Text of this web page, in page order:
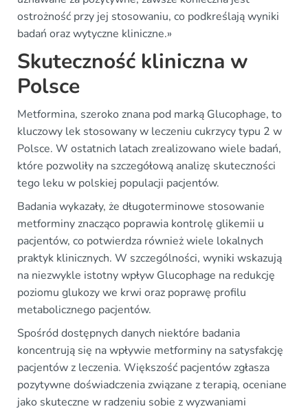
ostrożność przy jej stosowaniu, co podkreślają wyniki
badań oraz wytyczne kliniczne.»
Skuteczność kliniczna w
Polsce
Metformina, szeroko znana pod marką Glucophage, to
kluczowy lek stosowany w leczeniu cukrzycy typu 2 w
Polsce. W ostatnich latach zrealizowano wiele badań,
które pozwoliły na szczegółową analizę skuteczności
tego leku w polskiej populacji pacjentów.
Badania wykazały, że długoterminowe stosowanie
metforminy znacząco poprawia kontrolę glikemii u
pacjentów, co potwierdza również wiele lokalnych
praktyk klinicznych. W szczególności, wyniki wskazują
na niezwykle istotny wpływ Glucophage na redukcję
poziomu glukozy we krwi oraz poprawę profilu
metabolicznego pacjentów.
Spośród dostępnych danych niektóre badania
koncentrują się na wpływie metforminy na satysfakcję
pacjentów z leczenia. Większość pacjentów zgłasza
pozytywne doświadczenia związane z terapią, oceniane
jako skuteczne w radzeniu sobie z wyzwaniami